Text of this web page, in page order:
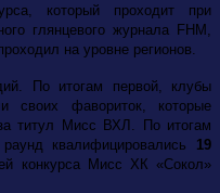
который проходит при
глянцевого журнала FHM,
на уровне регионов.
По итогам первой, клубы
своих фавориток, которые
титул Мисс ВХЛ. По итогам
квалифицировались 19
конкурса Мисс ХК «Сокол»